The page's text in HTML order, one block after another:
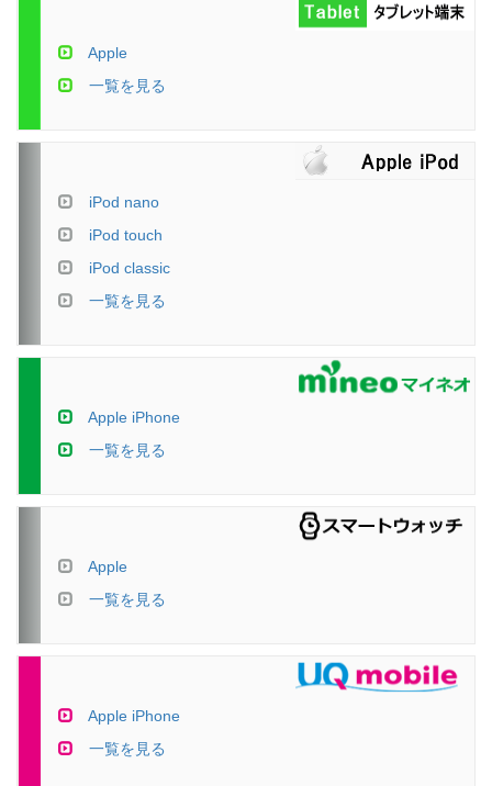
Apple
一覧を見る
iPod nano
iPod touch
iPod classic
一覧を見る
Apple iPhone
一覧を見る
Apple
一覧を見る
Apple iPhone
一覧を見る